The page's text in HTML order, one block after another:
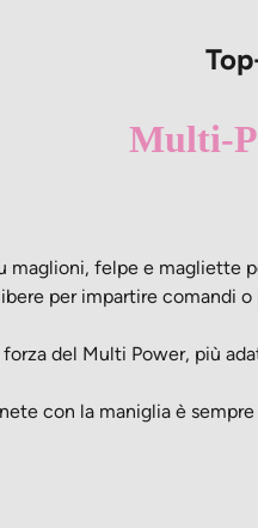
Multi-
maglioni, felpe e magliette
per impartire comandi
del Multi Power, più
con la maniglia è